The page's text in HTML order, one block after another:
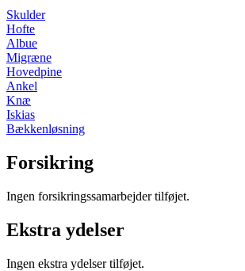
Skulder
Hofte
Albue
Migræne
Hovedpine
Ankel
Knæ
Iskias
Bækkenløsning
Forsikring
Ingen forsikringssamarbejder tilføjet.
Ekstra ydelser
Ingen ekstra ydelser tilføjet.